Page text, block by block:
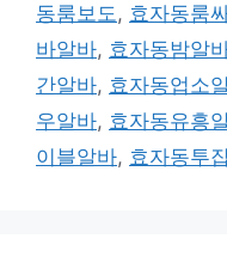
동룸보도, 효자동룸
바알바, 효자동밤알
간알바, 효자동업소
우알바, 효자동유흥
이블알바, 효자동투